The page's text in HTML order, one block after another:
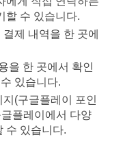
할 수 있습니다.
제 내역을 한 곳에
을 한 곳에서 확인
있습니다.
(구글플레이 포인
플레이에서 다양
수 있습니다.